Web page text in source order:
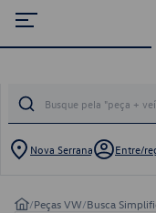
Nova Serrana Entre/
/Peças VW/Busca